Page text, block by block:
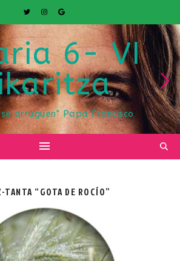
6- VI
arruguen" Papa Francisco
“GOTA DE ROCÍO”